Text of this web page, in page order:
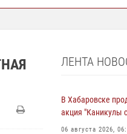
ЛЕНТА
В Хабаровске
акция "Каникулы
06 августа 2026,